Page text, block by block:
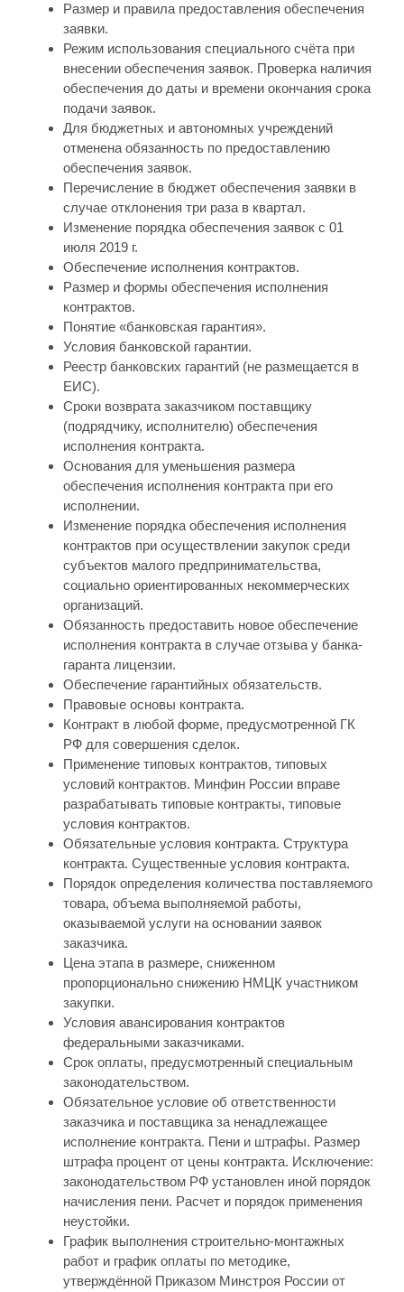
Размер и правила предоставления обеспечения
заявки.
Режим использования специального счёта при
внесении обеспечения заявок. Проверка наличия
обеспечения до даты и времени окончания срока
подачи заявок.
Для бюджетных и автономных учреждений
отменена обязанность по предоставлению
обеспечения заявок.
Перечисление в бюджет обеспечения заявки в
случае отклонения три раза в квартал.
Изменение порядка обеспечения заявок с 01
июля 2019 г.
Обеспечение исполнения контрактов.
Размер и формы обеспечения исполнения
контрактов.
Понятие «банковская гарантия».
Условия банковской гарантии.
Реестр банковских гарантий (не размещается в
ЕИС).
Сроки возврата заказчиком поставщику
(подрядчику, исполнителю) обеспечения
исполнения контракта.
Основания для уменьшения размера
обеспечения исполнения контракта при его
исполнении.
Изменение порядка обеспечения исполнения
контрактов при осуществлении закупок среди
субъектов малого предпринимательства,
социально ориентированных некоммерческих
организаций.
Обязанность предоставить новое обеспечение
исполнения контракта в случае отзыва у банка-
гаранта лицензии.
Обеспечение гарантийных обязательств.
Правовые основы контракта.
Контракт в любой форме, предусмотренной ГК
РФ для совершения сделок.
Применение типовых контрактов, типовых
условий контрактов. Минфин России вправе
разрабатывать типовые контракты, типовые
условия контрактов.
Обязательные условия контракта. Структура
контракта. Существенные условия контракта.
Порядок определения количества поставляемого
товара, объема выполняемой работы,
оказываемой услуги на основании заявок
заказчика.
Цена этапа в размере, сниженном
пропорционально снижению НМЦК участником
закупки.
Условия авансирования контрактов
федеральными заказчиками.
Срок оплаты, предусмотренный специальным
законодательством.
Обязательное условие об ответственности
заказчика и поставщика за ненадлежащее
исполнение контракта. Пени и штрафы. Размер
штрафа процент от цены контракта. Исключение:
законодательством РФ установлен иной порядок
начисления пени. Расчет и порядок применения
неустойки.
График выполнения строительно-монтажных
работ и график оплаты по методике,
утверждённой Приказом Минстроя России от